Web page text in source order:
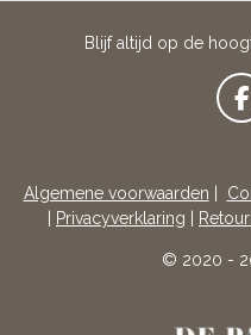
Blijf altijd op de
F
A
Algemene voorwaarden
Privacyverklaring
© 2020 -